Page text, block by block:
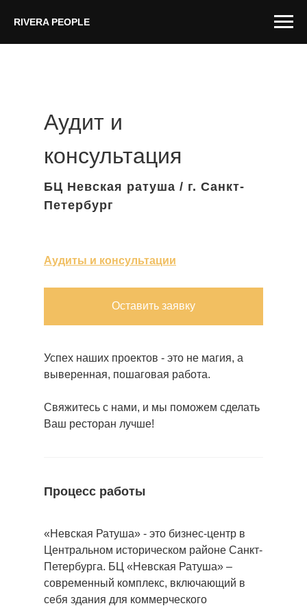
RIVERA PEOPLE
Аудит и
консультация
БЦ Невская ратуша / г. Санкт-
Петербург
Аудиты и консультации
Процесс работы
«Невская Ратуша» - это бизнес-центр в
Центральном историческом районе Санкт-
Петербурга. БЦ «Невская Ратуша» –
современный комплекс, включающий в
себя здания для коммерческого
Оставить заявку
Успех наших проектов - это не магия, а
выверенная, пошаговая работа.
Свяжитесь с нами, и мы поможем сделать
Ваш ресторан лучше!